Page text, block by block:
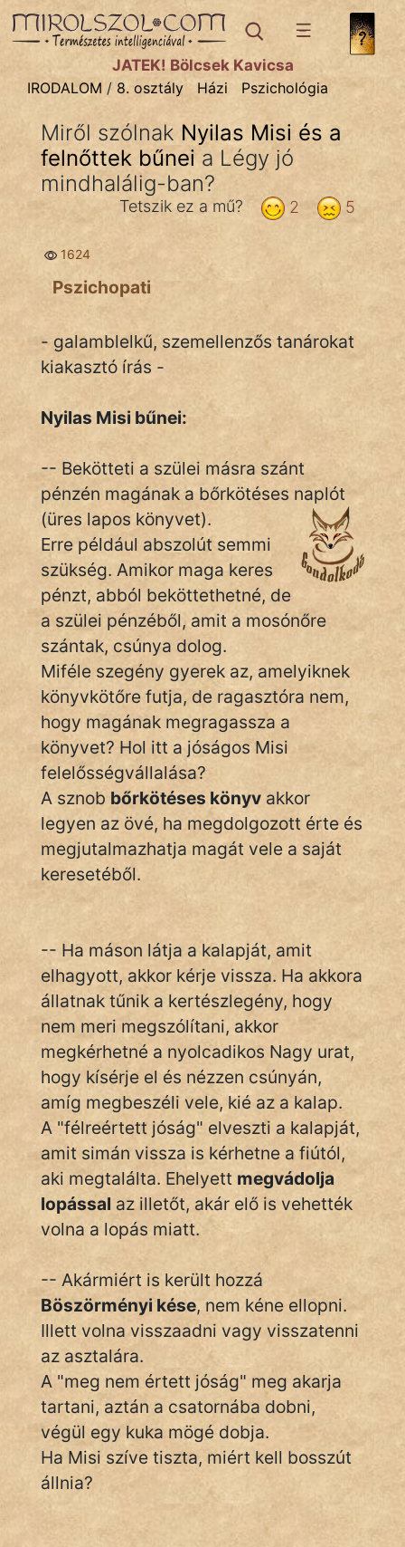
IRODALOMtémák:
Dráma
Költemény
Eposz
Komédia
Kötelező
Legenda
Mese
Mitológia
Monda
Elbeszélés
Regény
Tanmese
Vers
IRODALOM
SZÓLÁS
És
KÖZMONDÁS
PSZICHO
ZENE
FILM
ÉLETMÓD
MAGYARSÁG
És
TÖRTÉNELEM
Népszerű szerzőink:
cinege
fantom
Jób Gedeon
Láron Ádám
mikkamakka
vörös ördög
nagyöreg
JÁTÉK! Bölcsek Kavicsa
IRODALOM / 8. osztály Házi Pszichológia
Miről szólnak Nyilas Misi és a
felnőttek bűnei a Légy jó
mindhalálig-ban?
5
2
Tetszik ez a mű?
1624
Pszichopati
- galamblelkű, szemellenzős tanárokat
kiakasztó írás -
Nyilas Misi bűnei:
-- Bekötteti a szülei másra szánt
pénzén magának a bőrkötéses naplót
(üres lapos könyvet).
Erre például abszolút semmi
szükség. Amikor maga keres
pénzt, abból beköttethetné, de
a szülei pénzéből, amit a mosónőre
szántak, csúnya dolog.
Miféle szegény gyerek az, amelyiknek
könyvkötőre futja, de ragasztóra nem,
hogy magának megragassza a
könyvet? Hol itt a jóságos Misi
felelősségvállalása?
A sznob bőrkötéses könyv akkor
legyen az övé, ha megdolgozott érte és
megjutalmazhatja magát vele a saját
keresetéből.
-- Ha máson látja a kalapját, amit
elhagyott, akkor kérje vissza. Ha akkora
állatnak tűnik a kertészlegény, hogy
nem meri megszólítani, akkor
megkérhetné a nyolcadikos Nagy urat,
hogy kísérje el és nézzen csúnyán,
amíg megbeszéli vele, kié az a kalap.
A "félreértett jóság" elveszti a kalapját,
amit simán vissza is kérhetne a fiútól,
aki megtalálta. Ehelyett megvádolja
lopással az illetőt, akár elő is vehették
volna a lopás miatt.
-- Akármiért is került hozzá
Böszörményi kése, nem kéne ellopni.
Illett volna visszaadni vagy visszatenni
az asztalára.
A "meg nem értett jóság" meg akarja
tartani, aztán a csatornába dobni,
végül egy kuka mögé dobja.
Ha Misi szíve tiszta, miért kell bosszút
állnia?